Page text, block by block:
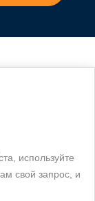
используйте
свой запрос, и